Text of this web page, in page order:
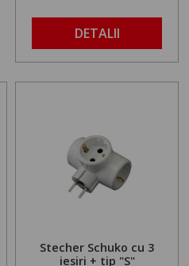
DETALII
Stecher Schuko cu 3
iesiri + tip "S"